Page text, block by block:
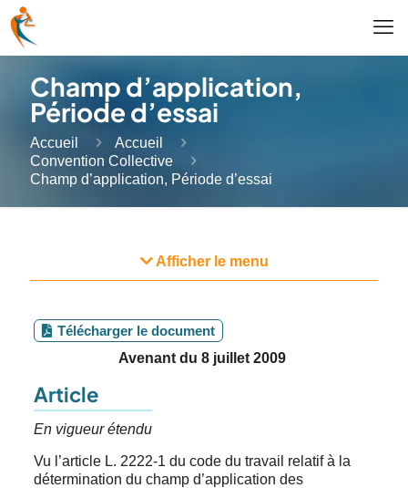
Champ d’application,
Période d’essai
Accueil
Accueil
Convention Collective
Champ d’application, Période d’essai
Télécharger le document
Avenant du 8 juillet 2009
Article
En vigueur étendu
Vu l’article L. 2222-1 du code du travail relatif à la
détermination du champ d’application des
Afficher le menu